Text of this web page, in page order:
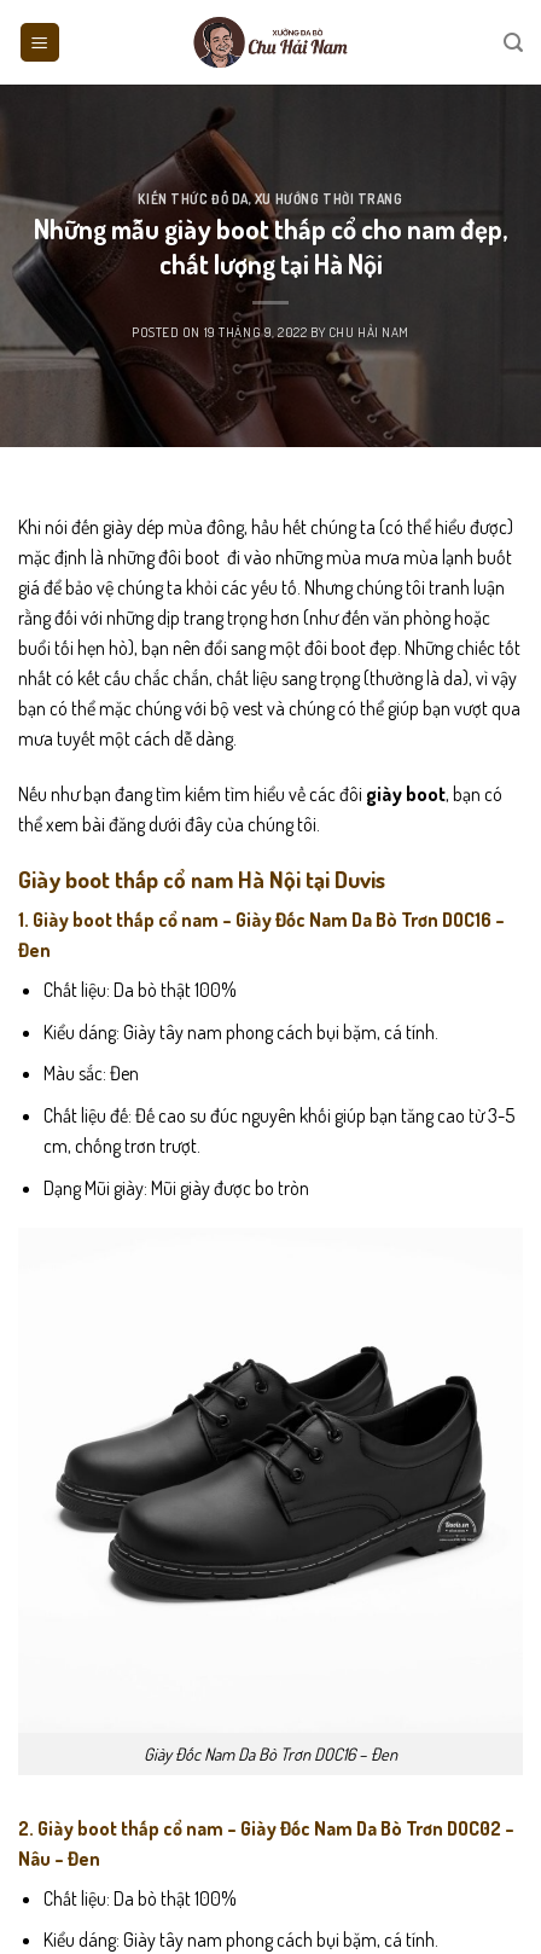
KIẾN THỨC ĐỒ DA,XU HƯỚNG THỜI TRANG
Những mẫu giày boot thấp cổ cho nam đẹp,
chất lượng tại Hà Nội
POSTED ON 19 THÁNG 9, 2022 BY CHU HẢI NAM
Khi nói đến giày dép mùa đông, hầu hết chúng ta (có thể hiểu được)
mặc định là những đôi boot đi vào những mùa mưa mùa lạnh buốt
giá để bảo vệ chúng ta khỏi các yếu tố. Nhưng chúng tôi tranh luận
rằng đối với những dịp trang trọng hơn (như đến văn phòng hoặc
buổi tối hẹn hò), bạn nên đổi sang một đôi boot đẹp. Những chiếc tốt
nhất có kết cấu chắc chắn, chất liệu sang trọng (thường là da), vì vậy
bạn có thể mặc chúng với bộ vest và chúng có thể giúp bạn vượt qua
mưa tuyết một cách dễ dàng.
Nếu như bạn đang tìm kiếm tìm hiểu về các đôi giày boot, bạn có
thể xem bài đăng dưới đây của chúng tôi.
Giày boot thấp cổ nam Hà Nội tại Duvis
1. Giày boot thấp cổ nam – Giày Đốc Nam Da Bò Trơn DOC16 –
Đen
Chất liệu: Da bò thật 100%
Kiểu dáng: Giày tây nam phong cách bụi bặm, cá tính.
Màu sắc: Đen
Chất liệu đế: Đế cao su đúc nguyên khối giúp bạn tăng cao từ 3-5
cm, chống trơn trượt.
Dạng Mũi giày: Mũi giày được bo tròn
Giày Đốc Nam Da Bò Trơn DOC16 – Đen
2. Giày boot thấp cổ nam – Giày Đốc Nam Da Bò Trơn DOC02 –
Nâu – Đen
Chất liệu: Da bò thật 100%
Kiểu dáng: Giày tây nam phong cách bụi bặm, cá tính.